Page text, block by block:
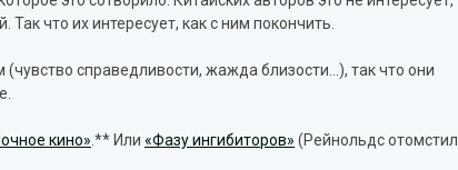
что их интересует, как с ним покончить.
справедливости, жажда близости…), так что они
кино» .** Или «Фазу ингибиторов» (Рейнольдс отомстил